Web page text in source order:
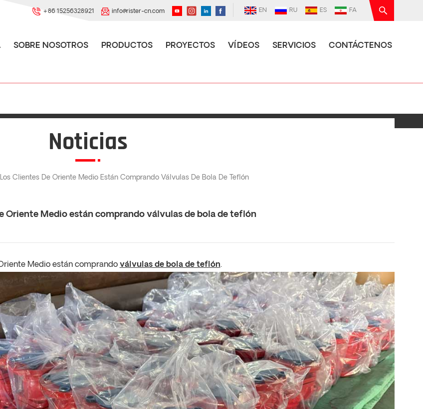
EN RU ES FA
+86 15256328921 info@rister-cn.com
SOBRE NOSOTROS PRODUCTOS PROYECTOS VÍDEOS SERVICIOS CONTÁCTENOS
Noticias
Los Clientes De Oriente Medio Están Comprando Válvulas De Bola De Teflón
Oriente Medio están comprando válvulas de bola de teflón
Medio están comprando válvulas de bola de teflón.